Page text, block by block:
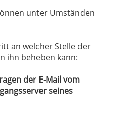
unter Umständen
an welcher Stelle der
ihn beheben kann:
der E-Mail vom
seines